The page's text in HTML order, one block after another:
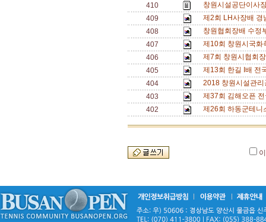
410
창원시설공단이사
409
제2회 LH사장배
408
창원협회장배 수
407
제10회 창원시국
406
제7회 창원시협회
405
제13회 한길 I배 전
404
2018 창원시설관
403
제37회 김해오픈
402
제26회 하동군테